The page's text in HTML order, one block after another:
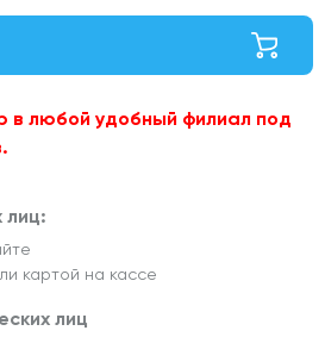
в любой удобный филиал под
лиц:
картой на кассе
лиц